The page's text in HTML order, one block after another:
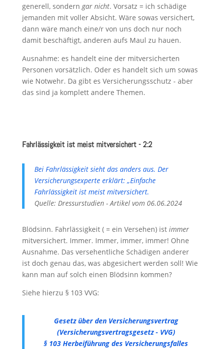
generell, sondern gar nicht. Vorsatz = ich schädige
jemanden mit voller Absicht. Wäre sowas versichert,
dann wäre manch eine/r von uns doch nur noch
damit beschäftigt, anderen aufs Maul zu hauen.
Ausnahme: es handelt eine der mitversicherten
Personen vorsätzlich. Oder es handelt sich um sowas
wie Notwehr. Da gibt es Versicherungsschutz - aber
das sind ja komplett andere Themen.
Fahrlässigkeit ist meist mitversichert - 2:2
Bei Fahrlässigkeit sieht das anders aus. Der
Versicherungsexperte erklärt: „Einfache
Fahrlässigkeit ist meist mitversichert.
Quelle: Dressurstudien - Artikel vom 06.06.2024
Blödsinn. Fahrlässigkeit ( = ein Versehen) ist immer
mitversichert. Immer. Immer, immer, immer! Ohne
Ausnahme. Das versehentliche Schädigen anderer
ist doch genau das, was abgesichert werden soll! Wie
kann man auf solch einen Blödsinn kommen?
Siehe hierzu § 103 VVG:
Gesetz über den Versicherungsvertrag
(Versicherungsvertragsgesetz - VVG)
§ 103 Herbeiführung des Versicherungsfalles